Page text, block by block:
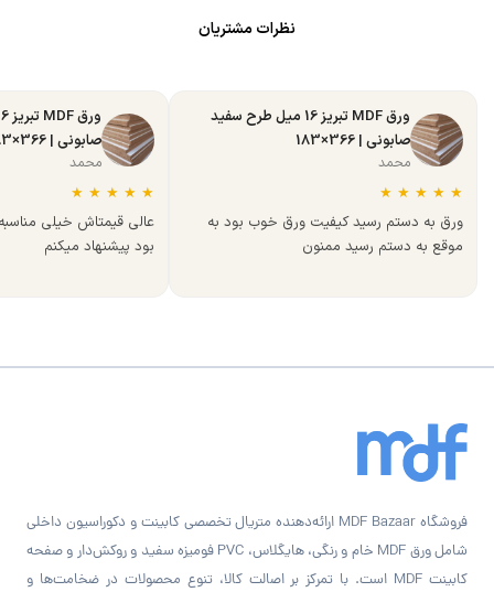
نظرات مشتریان
ورق MDF تبریز 16 میل طرح سفید
صابونی | 366×183
محمد
★
★
★
★
★
ورق به دستم رسید کیفیت ورق خوب بود به
موقع به دستم رسید ممنون
صابونی | 366×183
محمد
★
★
★
★
★
عالی قیمتاش خیلی
بود پیشنهاد میکنم
فروشگاه MDF Bazaar ارائه‌دهنده متریال تخصصی کابینت و دکوراسیون داخلی
شامل ورق MDF خام و رنگی، هایگلاس، PVC فومیزه سفید و روکش‌دار و صفحه
کابینت MDF است. با تمرکز بر اصالت کالا، تنوع محصولات در ضخامت‌ها و